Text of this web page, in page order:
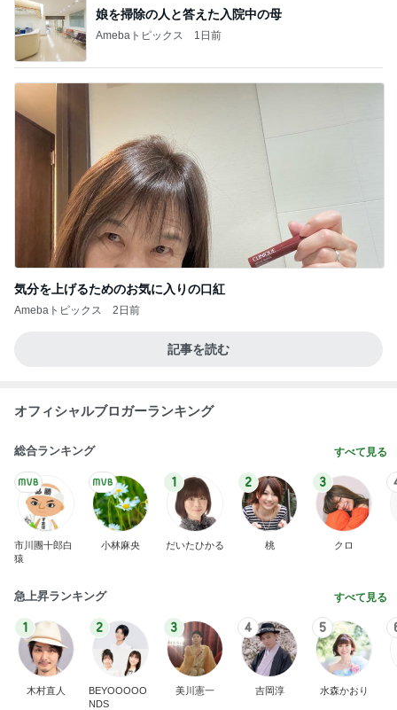
娘を掃除の人と答えた入院中の母
Amebaトピックス 1日前
気分を上げるためのお気に入りの口紅
Amebaトピックス 2日前
記事を読む
オフィシャルブロガーランキング
総合ランキング すべて見る
市川團十郎白
猿
小林麻央
1
だいたひかる
2
桃
3
クロ
急上昇ランキング すべて見る
1
木村直人
2
BEYOOOOO
NDS
3
美川憲一
4
吉岡淳
5
水森かおり